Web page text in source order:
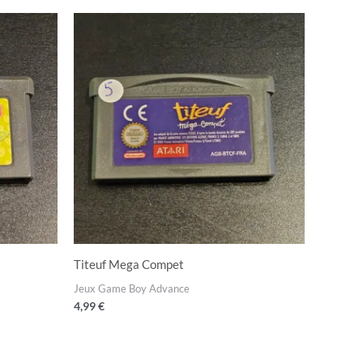
Titeuf Mega Compet
Jeux Game Boy Advance
4,99€